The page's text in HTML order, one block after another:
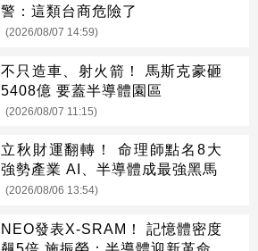
警：這類台商危險了
(2026/08/07 14:59)
不只造車、射火箭！ 馬斯克豪砸
5408億 要蓋半導體園區
(2026/08/07 11:15)
立秋財運翻轉！ 命理師點名8大
強勢產業 AI、半導體成最強黑馬
(2026/08/06 13:54)
NEO發表X-SRAM！ 記憶體密度